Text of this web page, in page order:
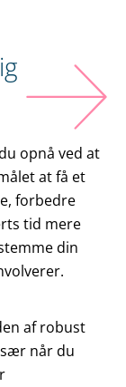
opnå ved at
at få et
forbedre
tid mere
din
af robust
når du